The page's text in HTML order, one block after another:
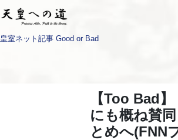
皇室ネット記事 Good or Bad
【Too Bad
にも概ね賛
とめへ(FNN